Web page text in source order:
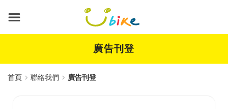
要
廣告刊登
首頁 聯絡我們 廣告刊登